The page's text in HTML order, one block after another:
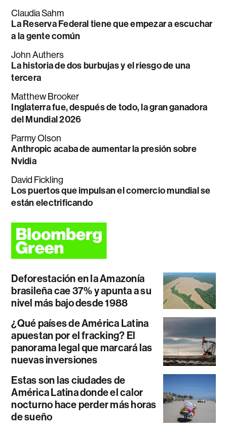
Claudia Sahm
La Reserva Federal tiene que empezar a escuchar
a la gente común
John Authers
La historia de dos burbujas y el riesgo de una
tercera
Matthew Brooker
Inglaterra fue, después de todo, la gran ganadora
del Mundial 2026
Parmy Olson
Anthropic acaba de aumentar la presión sobre
Nvidia
David Fickling
Los puertos que impulsan el comercio mundial se
están electrificando
Deforestación en la Amazonía
brasileña cae 37% y apunta a su
nivel más bajo desde 1988
¿Qué países de América Latina
apuestan por el fracking? El
panorama legal que marcará las
nuevas inversiones
Estas son las ciudades de
América Latina donde el calor
nocturno hace perder más horas
de sueño